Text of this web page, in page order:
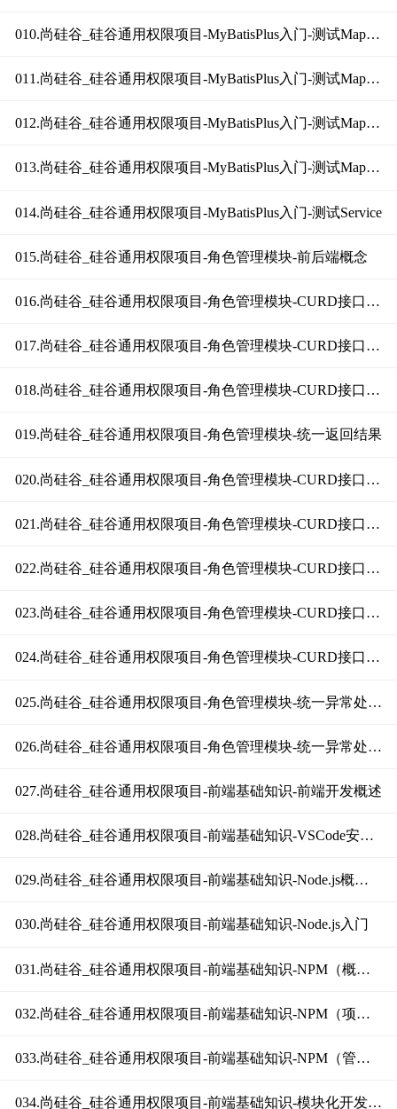
010.尚硅谷_硅谷通用权限项目-MyBatisPlus入门-测试Mapper（添加）
011.尚硅谷_硅谷通用权限项目-MyBatisPlus入门-测试Mapper（修改）
012.尚硅谷_硅谷通用权限项目-MyBatisPlus入门-测试Mapper（删除）
013.尚硅谷_硅谷通用权限项目-MyBatisPlus入门-测试Mapper（条件构造器）
014.尚硅谷_硅谷通用权限项目-MyBatisPlus入门-测试Service
015.尚硅谷_硅谷通用权限项目-角色管理模块-前后端概念
016.尚硅谷_硅谷通用权限项目-角色管理模块-CURD接口（查询全部角色）
017.尚硅谷_硅谷通用权限项目-角色管理模块-CURD接口（删除角色）
018.尚硅谷_硅谷通用权限项目-角色管理模块-CURD接口（整合Swagger2）
019.尚硅谷_硅谷通用权限项目-角色管理模块-统一返回结果
020.尚硅谷_硅谷通用权限项目-角色管理模块-CURD接口（条件分页查询上）
021.尚硅谷_硅谷通用权限项目-角色管理模块-CURD接口（条件分页查询下）
022.尚硅谷_硅谷通用权限项目-角色管理模块-CURD接口（添加角色）
023.尚硅谷_硅谷通用权限项目-角色管理模块-CURD接口（修改角色）
024.尚硅谷_硅谷通用权限项目-角色管理模块-CURD接口（批量删除角色）
025.尚硅谷_硅谷通用权限项目-角色管理模块-统一异常处理（上）
026.尚硅谷_硅谷通用权限项目-角色管理模块-统一异常处理（下）
027.尚硅谷_硅谷通用权限项目-前端基础知识-前端开发概述
028.尚硅谷_硅谷通用权限项目-前端基础知识-VSCode安装和使用
029.尚硅谷_硅谷通用权限项目-前端基础知识-Node.js概述和安装
030.尚硅谷_硅谷通用权限项目-前端基础知识-Node.js入门
031.尚硅谷_硅谷通用权限项目-前端基础知识-NPM（概述）
032.尚硅谷_硅谷通用权限项目-前端基础知识-NPM（项目初始化）
033.尚硅谷_硅谷通用权限项目-前端基础知识-NPM（管理依赖）
034.尚硅谷_硅谷通用权限项目-前端基础知识-模块化开发（概述）